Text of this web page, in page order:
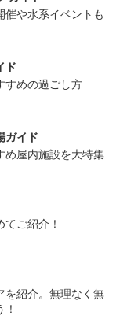
催や水系イベントも
ド
すめの過ごし方
ガイド
め屋内施設を大特集
ご紹介！
を紹介。無理なく無